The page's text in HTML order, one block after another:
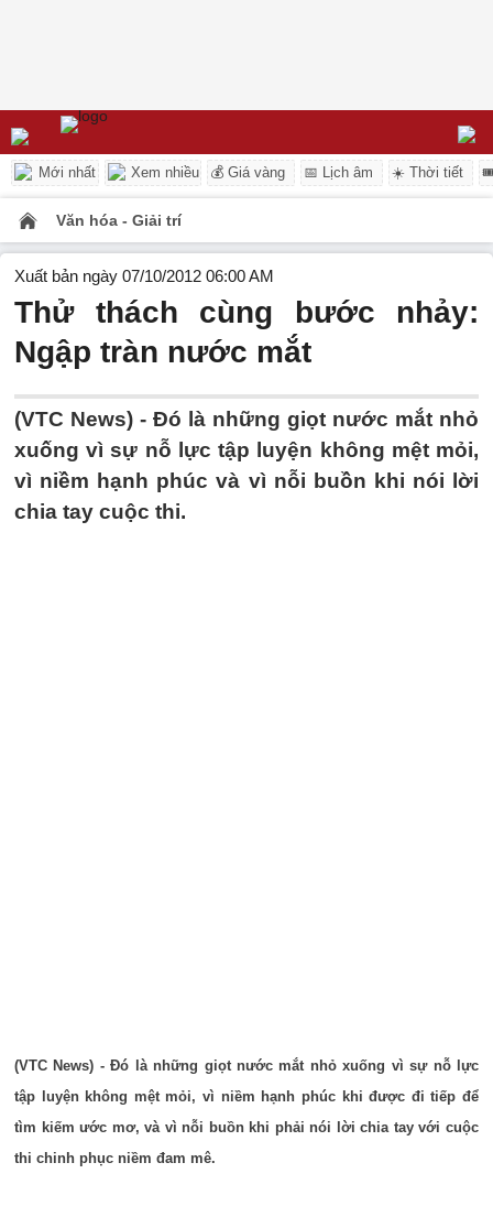
Mới nhất Xem nhiều 💰 Giá vàng 📅 Lịch âm ☀️ Thời tiết
Văn hóa - Giải trí
Xuất bản ngày 07/10/2012 06:00 AM
Thử thách cùng bước nhảy:
Ngập tràn nước mắt
(VTC News) - Đó là những giọt nước mắt nhỏ
xuống vì sự nỗ lực tập luyện không mệt mỏi,
vì niềm hạnh phúc và vì nỗi buồn khi nói lời
chia tay cuộc thi.
(VTC News) - Đó là những giọt nước mắt nhỏ xuống vì sự nỗ lực
tập luyện không mệt mỏi, vì niềm hạnh phúc khi được đi tiếp để
tìm kiếm ước mơ, và vì nỗi buồn khi phải nói lời chia tay với cuộc
thi chinh phục niềm đam mê.